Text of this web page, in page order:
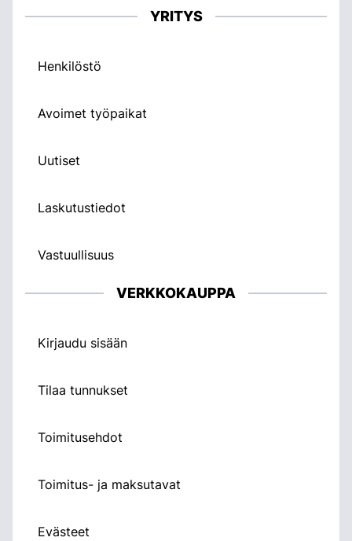
YRITYS
Henkilöstö
Avoimet työpaikat
Uutiset
Laskutustiedot
Vastuullisuus
VERKKOKAUPPA
Kirjaudu sisään
Tilaa tunnukset
Toimitusehdot
Toimitus- ja maksutavat
Evästeet